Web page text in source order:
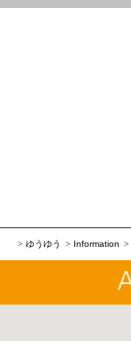
ゆうゆう Information